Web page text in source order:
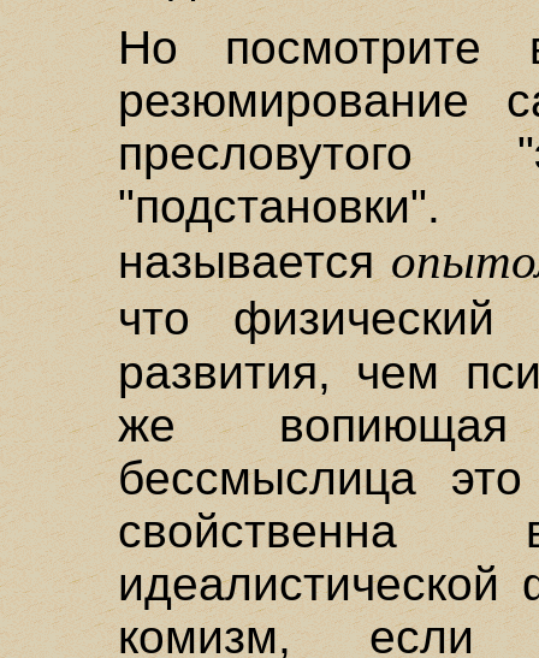
Но посмотрите
резюмирование
пресловутого
называется
что
развития, чем
же
бессмыслица
комизм, если